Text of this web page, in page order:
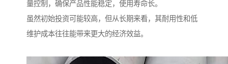
量控制，确保产品性能稳定，使用寿命长。
虽然初始投资可能较高，但从长期来看，其耐用性和低
维护成本往往能带来更大的经济效益。